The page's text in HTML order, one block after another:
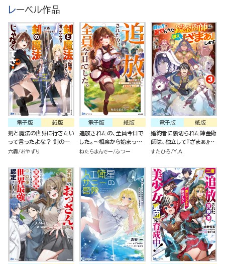
レーベル作品
紙版
電子版
剣と魔法の世界に行きたい
って言ったよな？ 剣の魔
法じゃなくてさ？ ～ギフト
少女たちと駆け抜ける～
六轟 おやずり
紙版
電子版
追放されたの、全員今日で
した。～相席から始まった
仮パーティーが噛み合いす
ます～
ねたらまんでー ふつー
紙版
電子版
婚約者に裏切られた錬金術
師は、独立して『ざまぁ』し
ます(3)
すたひろ Y.A